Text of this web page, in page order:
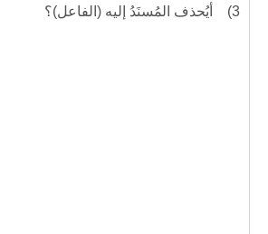
3)
أيُحذف المُسنَدُ إليه (الفاعل)؟